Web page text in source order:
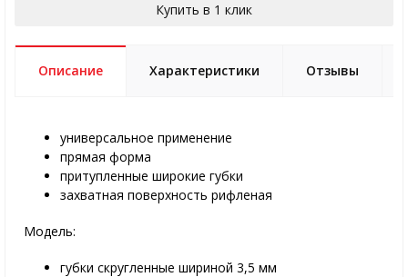
Купить в 1 клик
Описание Характеристики Отзывы
универсальное применение
прямая форма
притупленные широкие губки
захватная поверхность рифленая
Модель:
губки скругленные шириной 3,5 мм